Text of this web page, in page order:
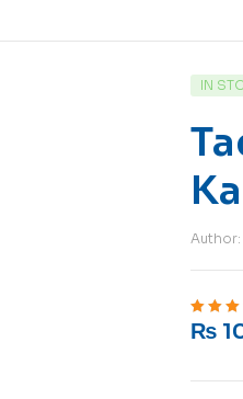
IN
Author:
Rated 5
₨